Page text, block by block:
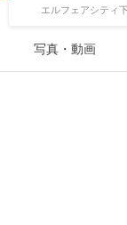
エルフェアシティ
写真・動画